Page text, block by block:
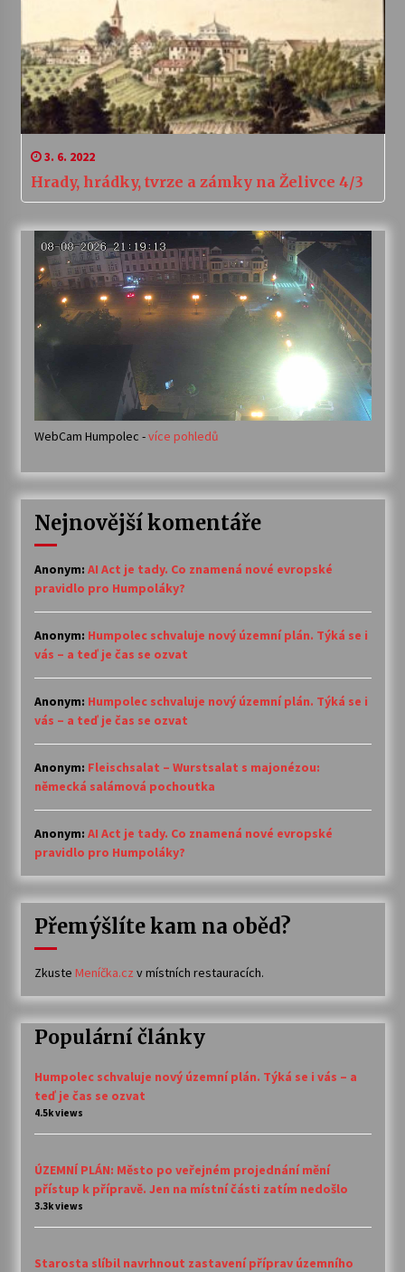
3. 6. 2022
Hrady, hrádky, tvrze a zámky na Želivce 4/3
WebCam Humpolec -více pohledů
Nejnovější komentáře
Anonym: AI Act je tady. Co znamená nové evropské
pravidlo pro Humpoláky?
Anonym: Humpolec schvaluje nový územní plán. Týká se i
vás – a teď je čas se ozvat
Anonym: Humpolec schvaluje nový územní plán. Týká se i
vás – a teď je čas se ozvat
Anonym: Fleischsalat – Wurstsalat s majonézou:
německá salámová pochoutka
Anonym: AI Act je tady. Co znamená nové evropské
pravidlo pro Humpoláky?
Přemýšlíte kam na oběd?
Zkuste Meníčka.cz v místních restauracích.
Populární články
Humpolec schvaluje nový územní plán. Týká se i vás – a
teď je čas se ozvat
4.5k views
ÚZEMNÍ PLÁN: Město po veřejném projednání mění
přístup k přípravě. Jen na místní části zatím nedošlo
3.3k views
Starosta slíbil navrhnout zastavení příprav územního